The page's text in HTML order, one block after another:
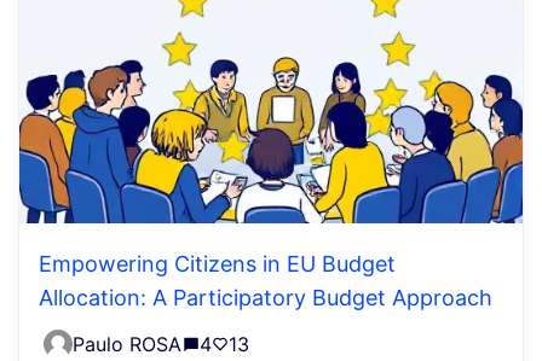
Empowering Citizens in EU Budget
Allocation: A Participatory Budget Approach
Paulo ROSA 4 13